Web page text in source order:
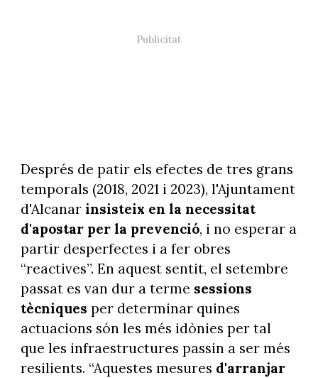
Després de patir els efectes de tres grans
temporals (2018, 2021 i 2023), l'Ajuntament
d'Alcanar insisteix en la necessitat
d'apostar per la prevenció, i no esperar a
partir desperfectes i a fer obres
“reactives”. En aquest sentit, el setembre
passat es van dur a terme sessions
tècniques per determinar quines
actuacions són les més idònies per tal
que les infraestructures passin a ser més
resilients. “Aquestes mesures d'arranjar